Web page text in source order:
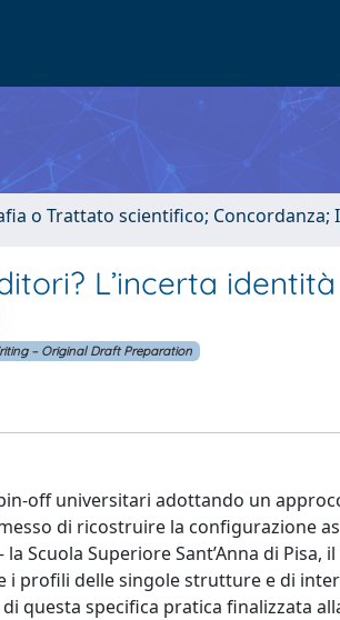
o Trattato scientifico; Concordanza;
L’incerta
– Original Draft Preparation
off universitari adottando un
di ricostruire la configurazione
Scuola Superiore Sant’Anna di Pisa,
i profili delle singole strutture e di
questa specifica pratica finalizzata